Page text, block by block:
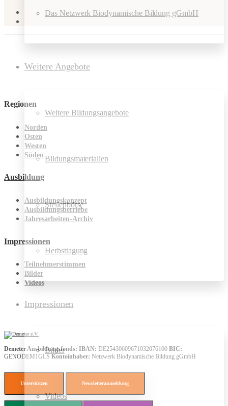
Das Netzwerk Biodynamische Bildung gGmbH
Weitere Angebote
Weitere Bildungsangebote
Bildungsmaterialien
Stellenbörse
Herbsttagung
Impressionen
Bilder
Videos
Regionen
Norden
Osten
Westen
Süden
Ausbildung
Ausbildungskonzept
Ausbildungsbetriebe
Jahresarbeiten-Archiv
Impressionen
Teilnehmerstimmen
Bilder
Videos
Demeter Ausbildungsfonds: IBAN: DE25430609671032076100 BIC:
GENODEM1GLS Kontoinhaber: Netzwerk Biodynamische Bildung gGmbH
Unterstützen Newsletteranmeldung